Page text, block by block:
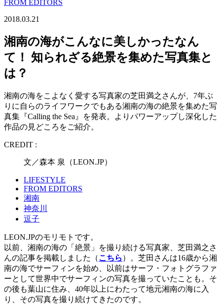
FROM EDITORS
2018.03.21
湘南の海がこんなに美しかったなん
て！ 知られざる絶景を集めた写真集と
は？
湘南の海をこよなく愛する写真家の芝田満之さんが、7年ぶ
りに自らのライフワークでもある湘南の海の絶景を集めた写
真集『Calling the Sea』を発表。よりパワーアップし深化した
作品の見どころをご紹介。
CREDIT :
文／森本 泉（LEON.JP）
LIFESTYLE
FROM EDITORS
湘南
神奈川
逗子
LEON.JPのモリモトです。
以前、湘南の海の「絶景」を撮り続ける写真家、芝田満之さ
んの記事を掲載しました（こちら ）。芝田さんは16歳から湘
南の海でサーフィンを始め、以前はサーフ・フォトグラファ
ーとして世界中でサーフィンの写真を撮っていたことも。そ
の後も葉山に住み、40年以上にわたって地元湘南の海に入
り、その写真を撮り続けてきたのです。